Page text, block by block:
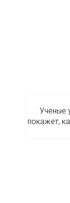
Ученые
покажет,